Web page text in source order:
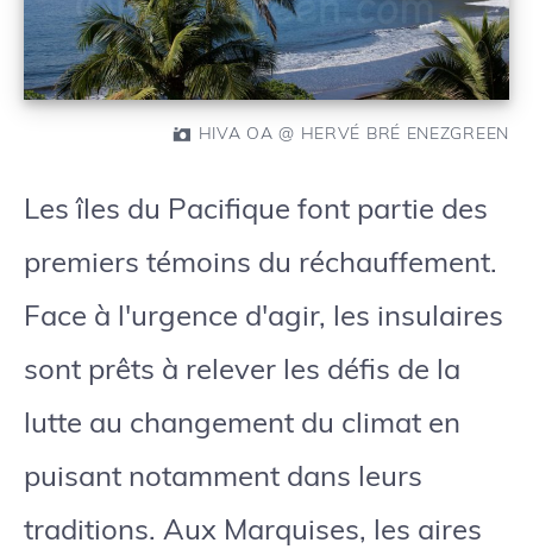
HIVA OA @ HERVÉ BRÉ ENEZGREEN
Les îles du Pacifique font partie des
premiers témoins du réchauffement.
Face à l'urgence d'agir, les insulaires
sont prêts à relever les défis de la
lutte au changement du climat en
puisant notamment dans leurs
traditions. Aux Marquises, les aires